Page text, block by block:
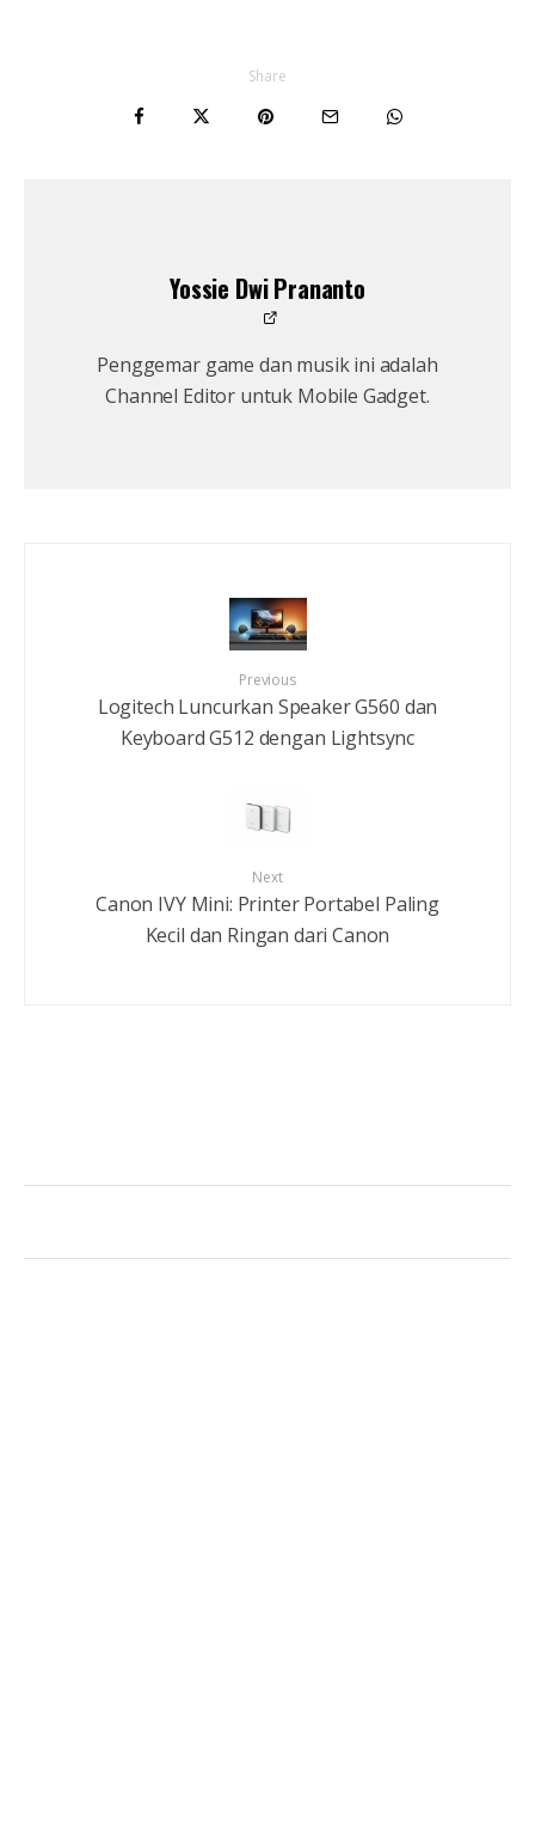
Share
Yossie Dwi Prananto
Penggemar game dan musik ini adalah
Channel Editor untuk Mobile Gadget.
Previous
Logitech Luncurkan Speaker G560 dan
Keyboard G512 dengan Lightsync
Next
Canon IVY Mini: Printer Portabel Paling
Kecil dan Ringan dari Canon